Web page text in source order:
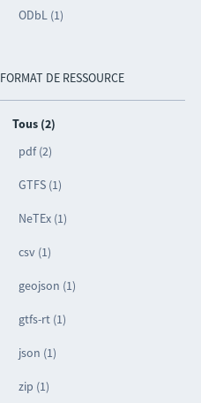
ODbL (1)
FORMAT DE RESSOURCE
Tous (2)
pdf (2)
GTFS (1)
NeTEx (1)
csv (1)
geojson (1)
gtfs-rt (1)
json (1)
zip (1)